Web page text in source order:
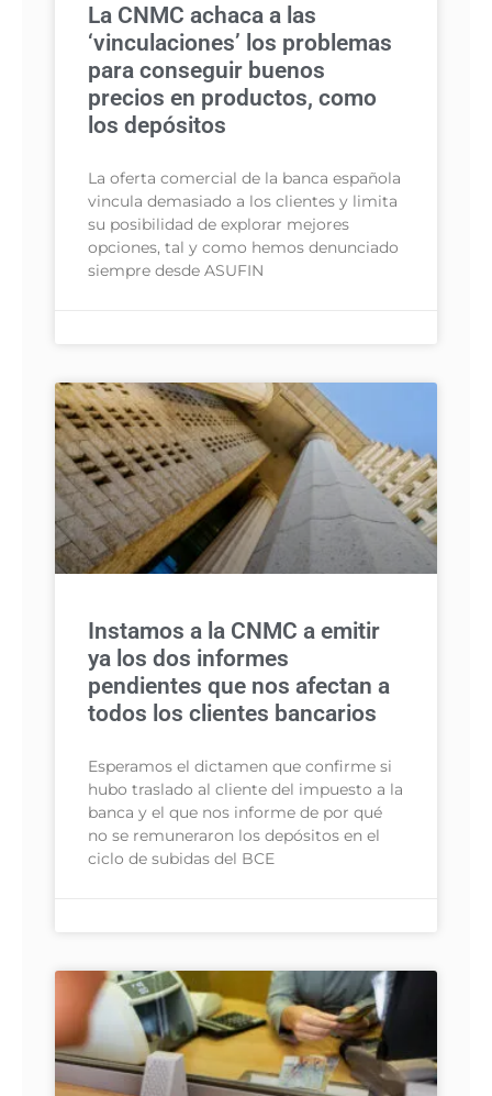
La CNMC achaca a las
‘vinculaciones’ los problemas
para conseguir buenos
precios en productos, como
los depósitos
La oferta comercial de la banca española
vincula demasiado a los clientes y limita
su posibilidad de explorar mejores
opciones, tal y como hemos denunciado
siempre desde ASUFIN
Instamos a la CNMC a emitir
ya los dos informes
pendientes que nos afectan a
todos los clientes bancarios
Esperamos el dictamen que confirme si
hubo traslado al cliente del impuesto a la
banca y el que nos informe de por qué
no se remuneraron los depósitos en el
ciclo de subidas del BCE